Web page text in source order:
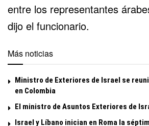
entre los representantes
dijo el funcionario.
Más noticias
Ministro de Exteriores de Israel se
en Colombia
El ministro de Asuntos Exteriores de
Israel y Líbano inician en Roma la